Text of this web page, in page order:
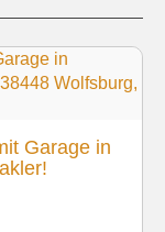
Garage in